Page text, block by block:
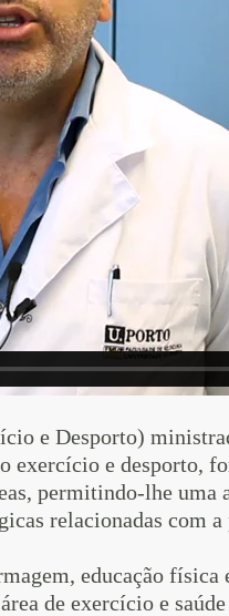
e Desporto)
e desporto,
permitindo-lhe uma
relacionadas com
educação
de exercício e